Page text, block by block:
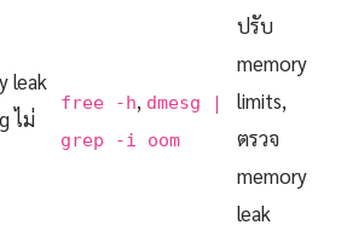
leak
ไม่
free -h, dmesg |
grep -i oom
ปรับ
memory
limits,
ตรวจ
memory
leak